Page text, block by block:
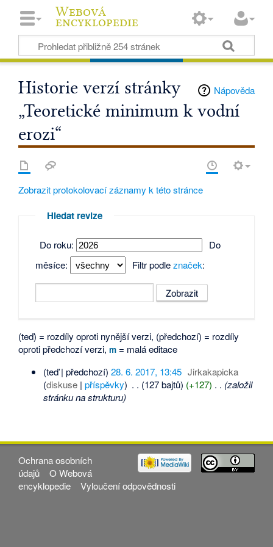
Webová
encyklopedie
Nápověda
Historie verzí stránky
„Teoretické minimum k vodní
erozi“
Zobrazit protokolovací záznamy k této stránce
Hledat revize
Do roku:
Do
měsíce:
Filtr podleznaček:
(teď) = rozdíly oproti nynější verzi, (předchozí) = rozdíly
oproti předchozí verzi,m = malá editace
(teď | předchozí) 28. 6. 2017, 13:45 Jirkakapicka
(diskuse |příspěvky) . . (127 bajtů) (+127) . . (založil
stránku na strukturu)
Ochrana osobních
údajů
O Webová
encyklopedie
Vyloučení odpovědnosti